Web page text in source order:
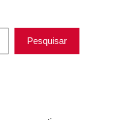
Pesquisar